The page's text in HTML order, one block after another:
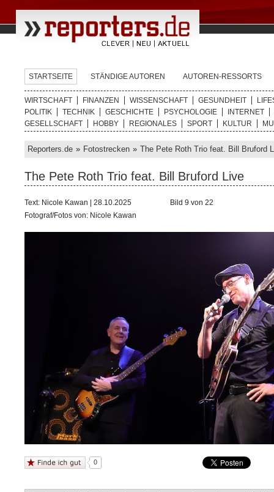
STARTSEITE STÄNDIGE AUTOREN AUTOREN-RESSORTS
WIRTSCHAFT FINANZEN WISSENSCHAFT GESUNDHEIT
POLITIK
TECHNIK GESCHICHTE PSYCHOLOGIE
INTERNET
GESELLSCHAFT
HOBBY REGIONALES SPORT KULTUR
Reporters.de » Fotostrecken » The Pete Roth Trio feat. Bill Bruford
The Pete Roth Trio feat. Bill Bruford Live
Text: Nicole Kawan | 28.10.2025
Bild 9 von 22
Fotograf/Fotos von: Nicole Kawan
0